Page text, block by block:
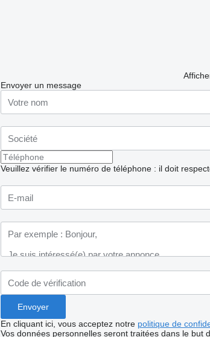
Envoyer un message
Veuillez vérifier le numéro de téléphone : il doit
En cliquant ici, vous acceptez notre politique de
Vos données personnelles seront traitées dans le but